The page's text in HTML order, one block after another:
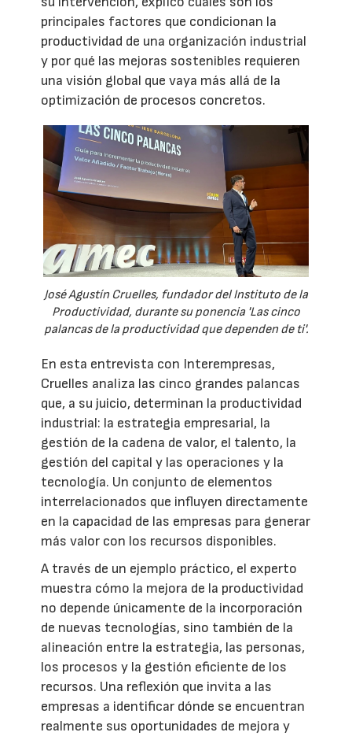
principales factores que condicionan la
productividad de una organización industrial
y por qué las mejoras sostenibles requieren
una visión global que vaya más allá de la
optimización de procesos concretos.
José Agustín Cruelles, fundador del Instituto de la
Productividad, durante su ponencia 'Las cinco
palancas de la productividad que dependen de ti'.
En esta entrevista con Interempresas,
Cruelles analiza las cinco grandes palancas
que, a su juicio, determinan la productividad
industrial: la estrategia empresarial, la
gestión de la cadena de valor, el talento, la
gestión del capital y las operaciones y la
tecnología. Un conjunto de elementos
interrelacionados que influyen directamente
en la capacidad de las empresas para generar
más valor con los recursos disponibles.
A través de un ejemplo práctico, el experto
muestra cómo la mejora de la productividad
no depende únicamente de la incorporación
de nuevas tecnologías, sino también de la
alineación entre la estrategia, las personas,
los procesos y la gestión eficiente de los
recursos. Una reflexión que invita a las
empresas a identificar dónde se encuentran
realmente sus oportunidades de mejora y